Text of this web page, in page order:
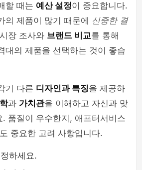
할 때는 예산 설정이 중요합니다.
의 제품이 많기 때문에 신중한 결
장 조사와 브랜드 비교를 통해
대의 제품을 선택하는 것이 좋습
기 다른 디자인과 특징을 제공하
과 가치관을 이해하고 자신과 맞
. 품질이 우수한지, 애프터서비스
중요한 고려 사항입니다.
하세요.